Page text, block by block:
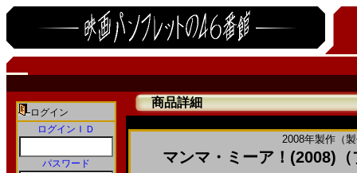
ログイン
ログインＩＤ
パスワード
商品詳細
2008年製作（
マンマ・ミーア！(2008)